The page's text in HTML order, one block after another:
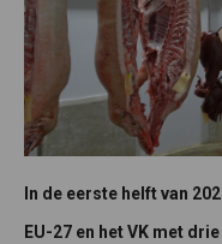
In de eerste helft van
EU-27 en het VK met